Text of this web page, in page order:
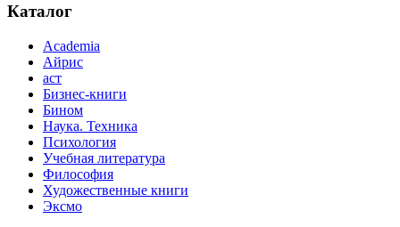
Каталог
Academia
Айрис
аст
Бизнес-книги
Бином
Наука. Техника
Психология
Учебная литература
Философия
Художественные книги
Эксмо